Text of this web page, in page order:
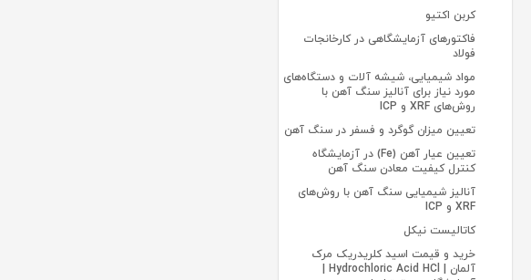
کربن اکتیو
فاکتورهای آزمایشگاهی در کارخانجات
فولاد
مواد شیمیایی، شیشه آلات و دستگاه‌های
مورد نیاز برای آنالیز سنگ آهن با
روش‌های XRF و ICP
تعیین میزان گوگرد و فسفر در سنگ آهن
تعیین عیار آهن (Fe) در آزمایشگاه
کنترل کیفیت معادن سنگ آهن
آنالیز شیمیایی سنگ آهن با روش‌های
XRF و ICP
کاتالیست نیکل
خرید و قیمت اسید کلریدریک مرک